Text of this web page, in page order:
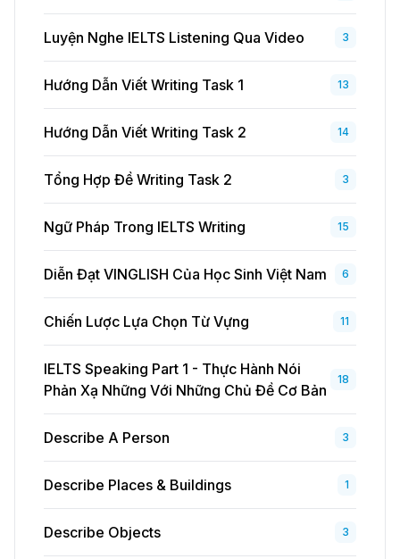
Luyện Nghe IELTS Listening Qua Video 3
Hướng Dẫn Viết Writing Task 1 13
Hướng Dẫn Viết Writing Task 2 14
Tổng Hợp Đề Writing Task 2 3
Ngữ Pháp Trong IELTS Writing 15
Diễn Đạt VINGLISH Của Học Sinh Việt Nam 6
Chiến Lược Lựa Chọn Từ Vựng 11
IELTS Speaking Part 1 - Thực Hành Nói
Phản Xạ Những Với Những Chủ Đề Cơ Bản
18
Describe A Person 3
Describe Places & Buildings 1
Describe Objects 3